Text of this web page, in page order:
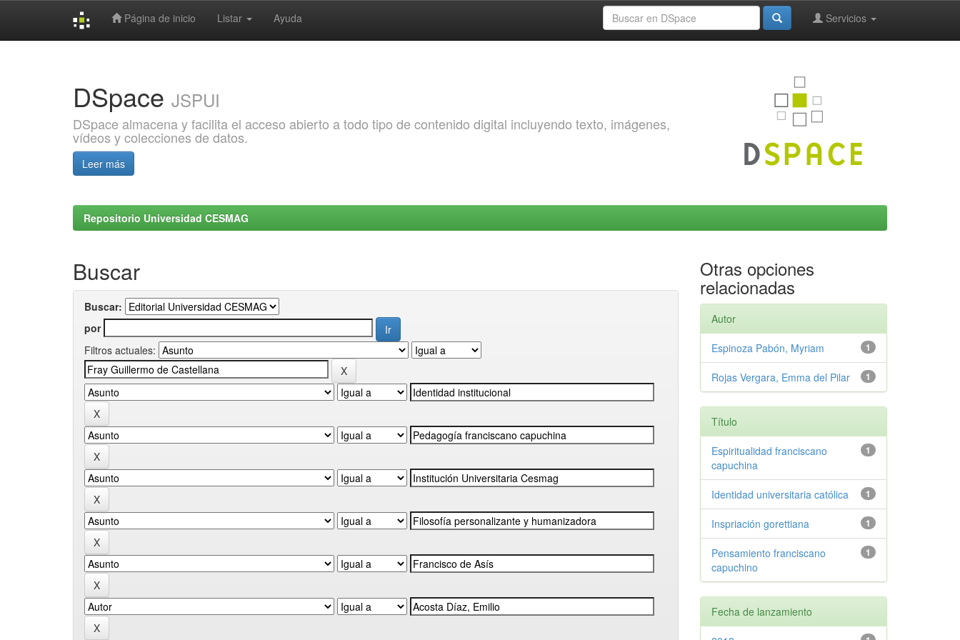
Página de inicio Listar Ayuda Servicios
DSpace JSPUI
DSpace almacena y facilita el acceso abierto a todo tipo de contenido digital incluyendo texto, imágenes,
vídeos y colecciones de datos.
Leer más
Repositorio Universidad CESMAG
Buscar
Buscar:
por
Filtros actuales:
Otras opciones
relacionadas
Autor
1
Espinoza Pabón, Myriam
1
Rojas Vergara, Emma del Pilar
Título
1
Espiritualidad franciscano
capuchina
1
Identidad universitaria católica
1
Inspriación gorettiana
1
Pensamiento franciscano
capuchino
Fecha de lanzamiento